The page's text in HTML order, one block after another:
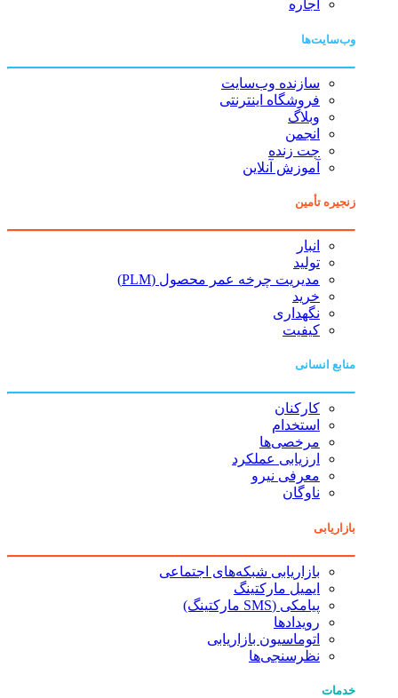
اجاره
وب‌سایت‌ها
سازنده وب‌سایت
فروشگاه اینترنتی
وبلاگ
انجمن
چت زنده
آموزش آنلاین
زنجیره تأمین
انبار
تولید
مدیریت چرخه عمر محصول (PLM)
خرید
نگهداری
کیفیت
منابع انسانی
کارکنان
استخدام
مرخصی‌ها
ارزیابی عملکرد
معرفی نیرو
ناوگان
بازاریابی
بازاریابی شبکه‌های اجتماعی
ایمیل مارکتینگ
پیامکی (SMS مارکتینگ)
رویدادها
اتوماسیون بازاریابی
نظرسنجی‌ها
خدمات